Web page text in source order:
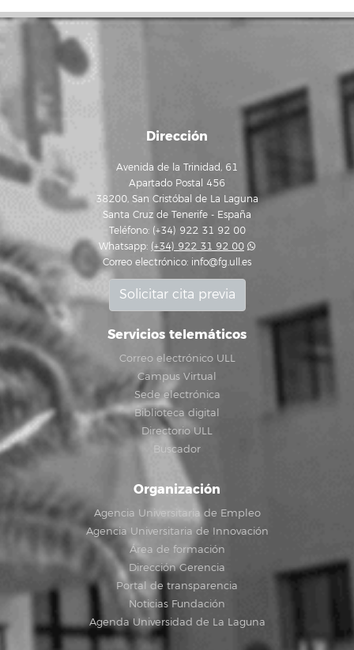
Dirección
Avenida de la Trinidad, 61
Apartado Postal 456
38200, San Cristóbal de La Laguna
Santa Cruz de Tenerife - España
Teléfono: (+34) 922 31 92 00
Whatsapp: (+34) 922 31 92 00
Correo electrónico: info@fg.ull.es
Solicitar cita previa
Servicios telemáticos
Correo electrónico ULL
Campus Virtual
Sede electrónica
Biblioteca digital
Directorio ULL
Buscador
Organización
Agencia Universitaria de Empleo
Agencia Universitaria de Innovación
Área de formación
Dirección Gerencia
Portal de transparencia
Noticias Fundación
Agenda Universidad de La Laguna